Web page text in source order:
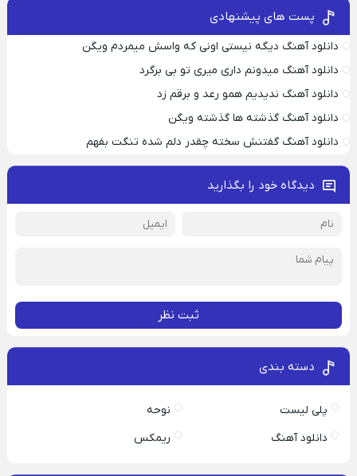
پست های پیشنهادی
دانلود آهنگ دیگه نیستی اونی که واسش میمردم ویگن
دانلود آهنگ میدونم داری میری تو بی برگرد
دانلود آهنگ ندیدیم همو رعد و برقم زد
دانلود آهنگ گذشته ها گذشته ویگن
دانلود آهنگ گفتنش سخته چقدر دلم شده تنگت بفهم
دیدگاه خود را بگذارید
ثبت نظر
دسته بندی
پلی لیست
نوحه
دانلود آهنگ
ریمکس